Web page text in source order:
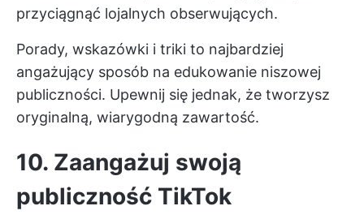
przyciągnąć lojalnych obserwujących.
Porady, wskazówki i triki to najbardziej
angażujący sposób na edukowanie niszowej
publiczności. Upewnij się jednak, że tworzysz
oryginalną, wiarygodną zawartość.
10. Zaangażuj swoją
publiczność TikTok